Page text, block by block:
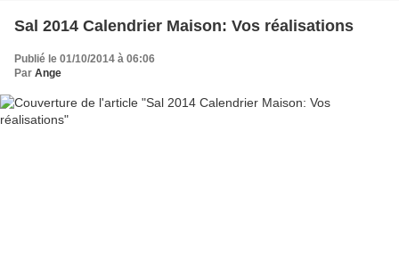
Sal 2014 Calendrier Maison: Vos réalisations
Publié le 01/10/2014 à 06:06
Par Ange